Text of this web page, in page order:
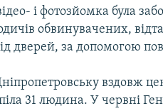
і фотозйомка була
обвинувачених,
дверей, за допомогою
вздовж
31 людина. У червні